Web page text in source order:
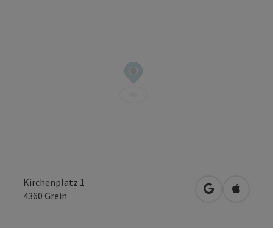
Kirchenplatz 1
4360 Grein in Google
in